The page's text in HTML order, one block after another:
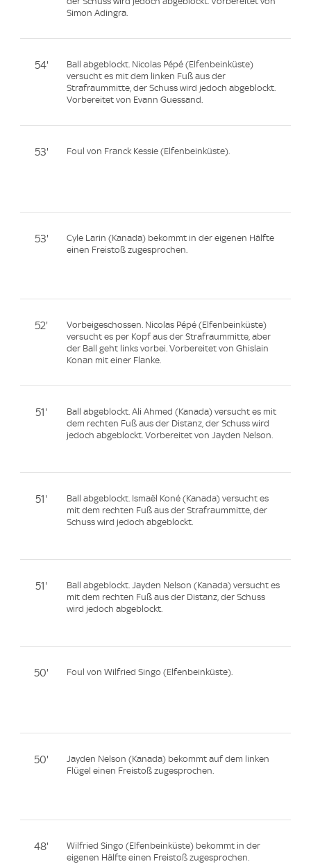
Simon Adingra.
54'
Ball abgeblockt. Nicolas Pépé (Elfenbeinküste)
versucht es mit dem linken Fuß aus der
Strafraummitte, der Schuss wird jedoch abgeblockt.
Vorbereitet von Evann Guessand.
53' Foul von Franck Kessie (Elfenbeinküste).
53'
Cyle Larin (Kanada) bekommt in der eigenen Hälfte
einen Freistoß zugesprochen.
52'
Vorbeigeschossen. Nicolas Pépé (Elfenbeinküste)
versucht es per Kopf aus der Strafraummitte, aber
der Ball geht links vorbei. Vorbereitet von Ghislain
Konan mit einer Flanke.
51'
Ball abgeblockt. Ali Ahmed (Kanada) versucht es mit
dem rechten Fuß aus der Distanz, der Schuss wird
jedoch abgeblockt. Vorbereitet von Jayden Nelson.
51'
Ball abgeblockt. Ismaël Koné (Kanada) versucht es
mit dem rechten Fuß aus der Strafraummitte, der
Schuss wird jedoch abgeblockt.
51'
Ball abgeblockt. Jayden Nelson (Kanada) versucht es
mit dem rechten Fuß aus der Distanz, der Schuss
wird jedoch abgeblockt.
50' Foul von Wilfried Singo (Elfenbeinküste).
50'
Jayden Nelson (Kanada) bekommt auf dem linken
Flügel einen Freistoß zugesprochen.
48'
Wilfried Singo (Elfenbeinküste) bekommt in der
eigenen Hälfte einen Freistoß zugesprochen.